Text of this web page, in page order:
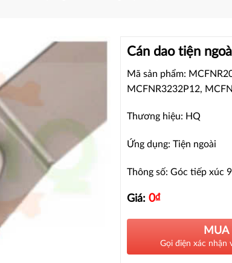
Cán dao tiện
Mã sản phẩm:
MCFNR3232P12,
Thương hiệu: HQ
Ứng dụng: Tiện ngoài
Thông số: Góc tiếp xúc
Giá: 0₫
MUA
Gọi điện xác nhận